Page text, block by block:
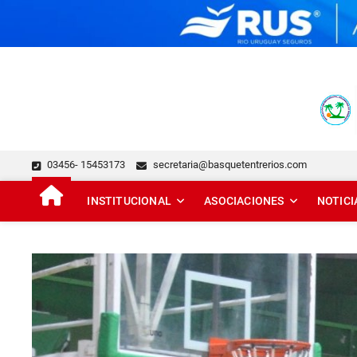
FEDERACIÓN DE
03456- 15453173 secretaria@basquetentrerios.com
INSTITUCIONAL ASOCIACIONES